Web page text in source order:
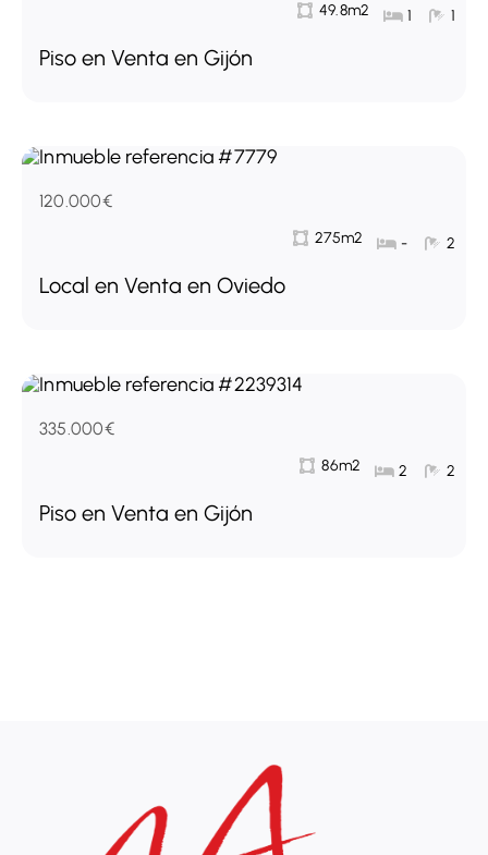
49.8m2 1 1
Piso en Venta en Gijón
120.000€
275m2 - 2
Local en Venta en Oviedo
335.000€
86m2 2 2
Piso en Venta en Gijón